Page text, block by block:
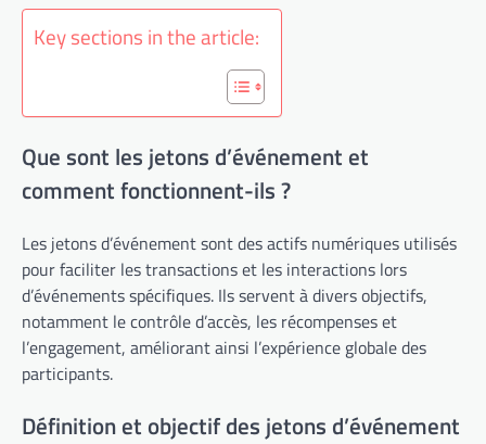
Key sections in the article:
Que sont les jetons d’événement et
comment fonctionnent-ils ?
Les jetons d’événement sont des actifs numériques utilisés
pour faciliter les transactions et les interactions lors
d’événements spécifiques. Ils servent à divers objectifs,
notamment le contrôle d’accès, les récompenses et
l’engagement, améliorant ainsi l’expérience globale des
participants.
Définition et objectif des jetons d’événement